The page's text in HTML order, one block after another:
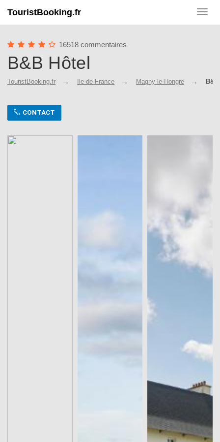
TouristBooking.fr
16518 commentaires
B&B Hôtel
TouristBooking.fr Ile-de-France Magny-le-Hongre
CONTACT